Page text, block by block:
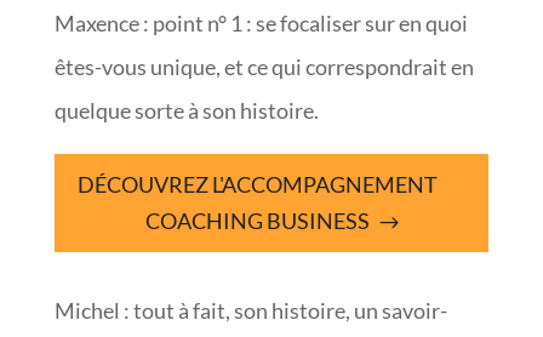
Maxence : point n° 1 : se focaliser sur en quoi
êtes-vous unique, et ce qui correspondrait en
quelque sorte à son histoire.
DÉCOUVREZ L'ACCOMPAGNEMENT
COACHING BUSINESS
Michel : tout à fait, son histoire, un savoir-